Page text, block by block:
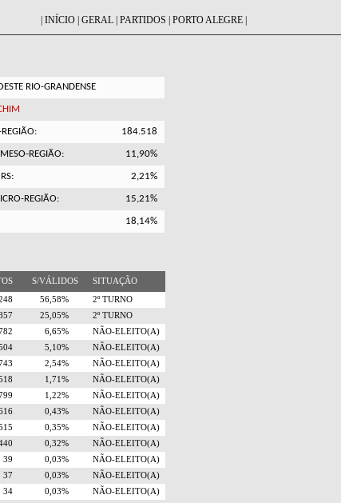
INÍCIO GERAL PARTIDOS PORTO ALEGRE
RIO-GRANDENSE
184.518
REGIÃO: 11,90%
2,21%
REGIÃO: 15,21%
18,14%
S/VÁLIDOS SITUAÇÃO
56,58%
2º TURNO
25,05%
2º TURNO
6,65%
NÃO-ELEITO(A)
5,10%
NÃO-ELEITO(A)
2,54%
NÃO-ELEITO(A)
1,71%
NÃO-ELEITO(A)
1,22%
NÃO-ELEITO(A)
0,43%
NÃO-ELEITO(A)
0,35%
NÃO-ELEITO(A)
0,32%
NÃO-ELEITO(A)
39 0,03%
NÃO-ELEITO(A)
37 0,03%
NÃO-ELEITO(A)
34 0,03% NÃO-ELEITO(A)